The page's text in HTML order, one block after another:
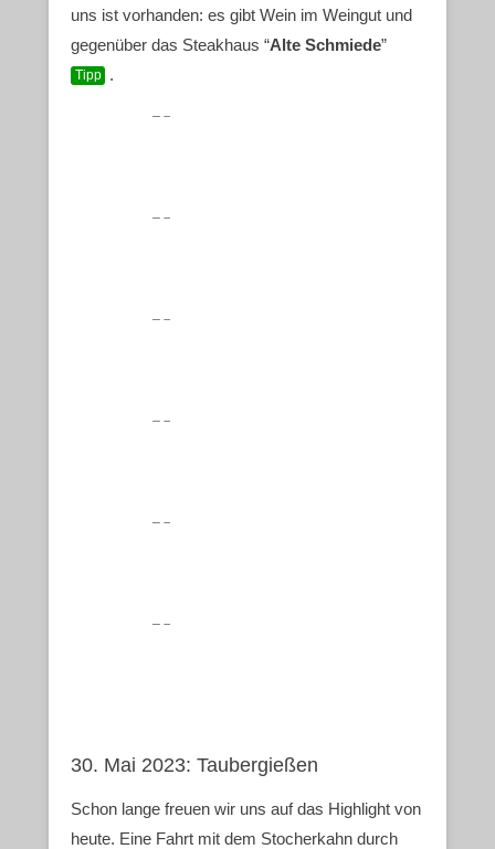
uns ist vorhanden: es gibt Wein im Weingut und
gegenüber das Steakhaus “Alte Schmiede”
Tipp .
30. Mai 2023: Taubergießen
Schon lange freuen wir uns auf das Highlight von
heute. Eine Fahrt mit dem Stocherkahn durch